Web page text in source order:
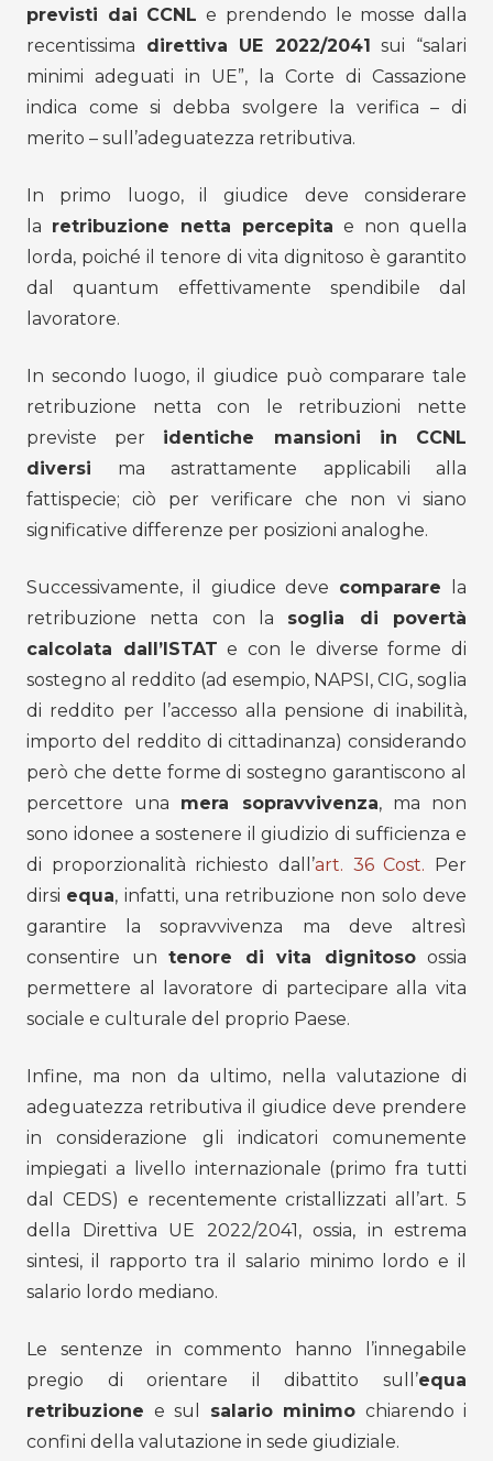
previsti dai CCNL e prendendo le mosse dalla
recentissima direttiva UE 2022/2041
sui “salari
minimi adeguati in UE”, la Corte di Cassazione
indica come si debba svolgere la verifica – di
merito – sull’adeguatezza retributiva.
In primo luogo, il giudice deve considerare
la retribuzione netta percepita e non quella
lorda, poiché il tenore di vita dignitoso è garantito
dal quantum effettivamente spendibile dal
lavoratore.
In secondo luogo, il giudice può comparare tale
retribuzione netta con le retribuzioni nette
previste per identiche mansioni in CCNL
diversi ma astrattamente applicabili alla
fattispecie; ciò per verificare che non vi siano
significative differenze per posizioni analoghe.
Successivamente, il giudice deve comparare la
retribuzione netta con la soglia di povertà
calcolata dall’ISTAT e con le diverse forme di
sostegno al reddito (ad esempio, NAPSI, CIG, soglia
di reddito per l’accesso alla pensione di inabilità,
importo del reddito di cittadinanza) considerando
però che dette forme di sostegno garantiscono al
percettore una mera sopravvivenza, ma non
sono idonee a sostenere il giudizio di sufficienza e
di proporzionalità richiesto dall’art. 36 Cost. Per
dirsi equa, infatti, una retribuzione non solo deve
garantire la sopravvivenza ma deve altresì
consentire un tenore di vita dignitosoossia
permettere al lavoratore di partecipare alla vita
sociale e culturale del proprio Paese.
Infine, ma non da ultimo, nella valutazione di
adeguatezza retributiva il giudice deve prendere
in considerazione gli indicatori comunemente
impiegati a livello internazionale (primo fra tutti
dal CEDS) e recentemente cristallizzati all’art. 5
della Direttiva UE 2022/2041, ossia, in estrema
sintesi, il rapporto tra il salario minimo lordo e il
salario lordo mediano.
Le sentenze in commento hanno l’innegabile
pregio di orientare il dibattito sull’equa
retribuzione e sul salario minimo chiarendo i
confini della valutazione in sede giudiziale.